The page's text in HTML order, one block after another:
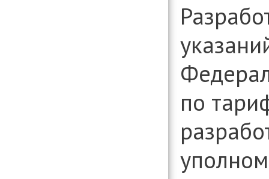
по